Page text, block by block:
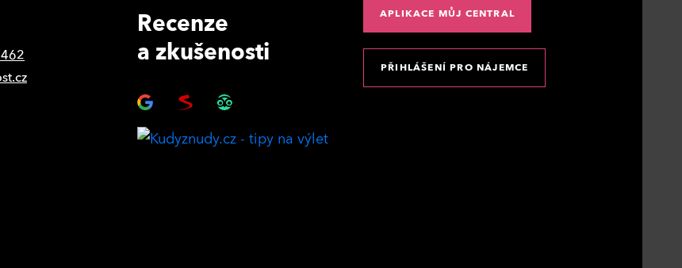
Recenze
a zkušenosti
APLIKACE MŮJ CENTRAL
PŘIHLÁŠENÍ PRO NÁJEMCE